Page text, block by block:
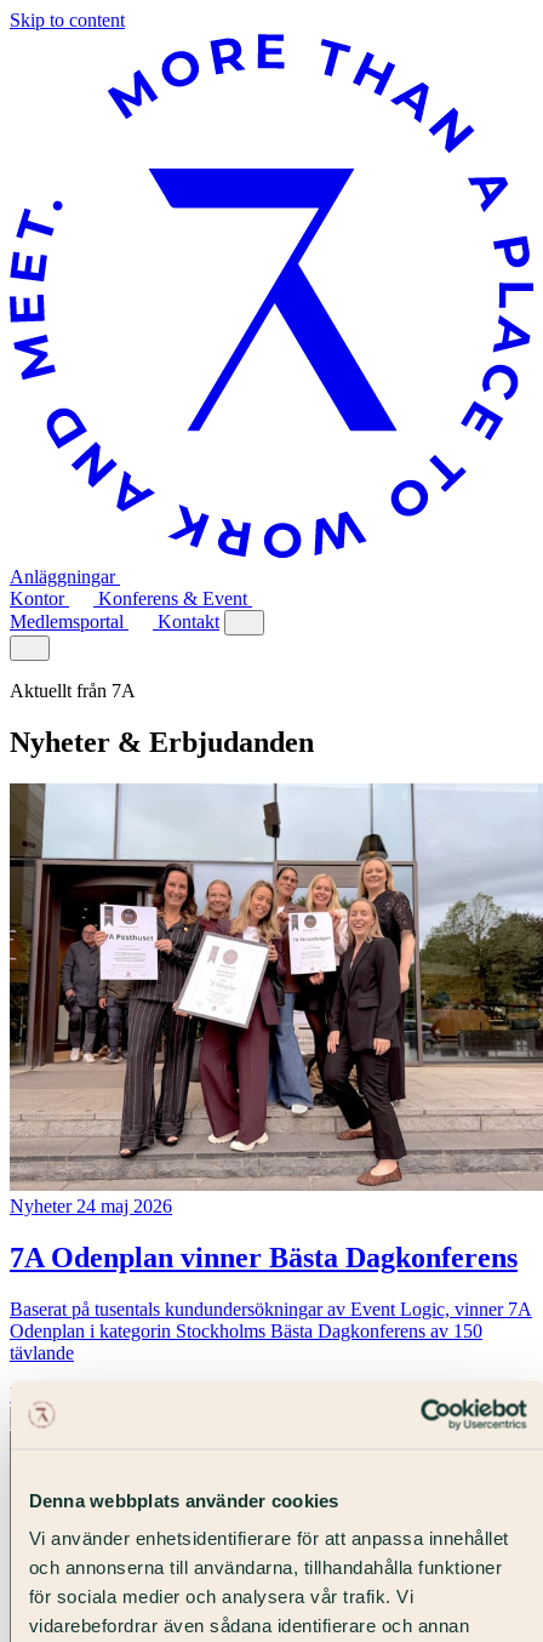
Denna webbplats använder cookies
Vi använder enhetsidentifierare för att anpassa innehållet
och annonserna till användarna, tillhandahålla funktioner
för sociala medier och analysera vår trafik. Vi
vidarebefordrar även sådana identifierare och annan
Skip to content
Anläggningar
Kontor
Konferens & Event
Medlemsportal
Kontakt
Aktuellt från 7A
Nyheter & Erbjudanden
Nyheter 24 maj 2026
7A Odenplan vinner Bästa Dagkonferens
Baserat på tusentals kundundersökningar av Event Logic, vinner 7A
Odenplan i kategorin Stockholms Bästa Dagkonferens av 150
tävlande
Läs artikel
Alla Inspiration Nyheter